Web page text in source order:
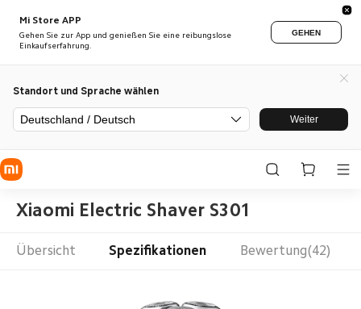
Mi Store APP
Gehen Sie zur App und genießen Sie eine reibungslose
Einkaufserfahrung.
GEHEN
Standort und Sprache wählen
Deutschland / Deutsch Weiter
Xiaomi Electric Shaver S301
Übersicht Spezifikationen Bewertung(42)